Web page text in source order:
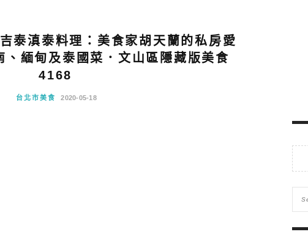
泰滇泰料理：美食家胡天蘭的私房愛
、緬甸及泰國菜．文山區隱藏版美食
4168
台北市美食 2020-05-18